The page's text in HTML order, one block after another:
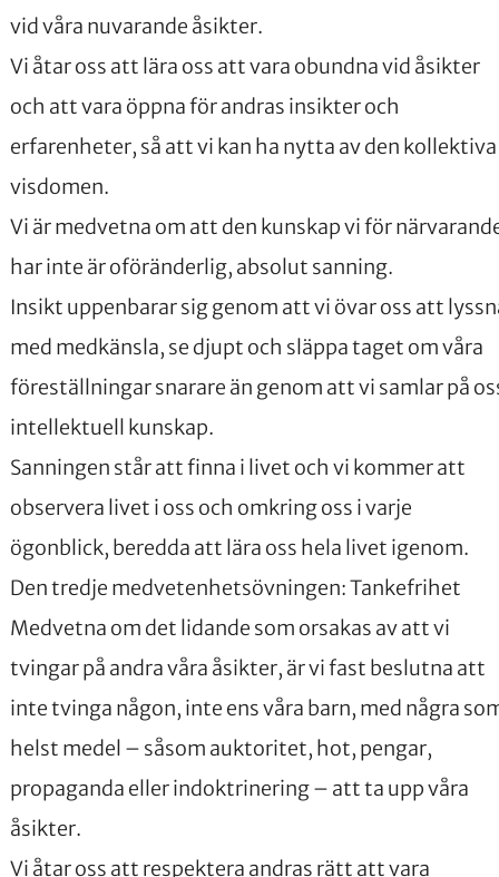
vid våra nuvarande åsikter.
Vi åtar oss att lära oss att vara obundna vid åsikter
och att vara öppna för andras insikter och
erfarenheter, så att vi kan ha nytta av den kollektiva
visdomen.
Vi är medvetna om att den kunskap vi för
har inte är oföränderlig, absolut sanning.
Insikt uppenbarar sig genom att vi övar oss att
med medkänsla, se djupt och släppa taget om våra
föreställningar snarare än genom att vi samlar på
intellektuell kunskap.
Sanningen står att finna i livet och vi kommer att
observera livet i oss och omkring oss i varje
ögonblick, beredda att lära oss hela livet igenom.
Den tredje medvetenhetsövningen: Tankefrihet
Medvetna om det lidande som orsakas av att vi
tvingar på andra våra åsikter, är vi fast beslutna att
inte tvinga någon, inte ens våra barn, med några
helst medel – såsom auktoritet, hot, pengar,
propaganda eller indoktrinering – att ta upp våra
åsikter.
Vi åtar oss att respektera andras rätt att vara